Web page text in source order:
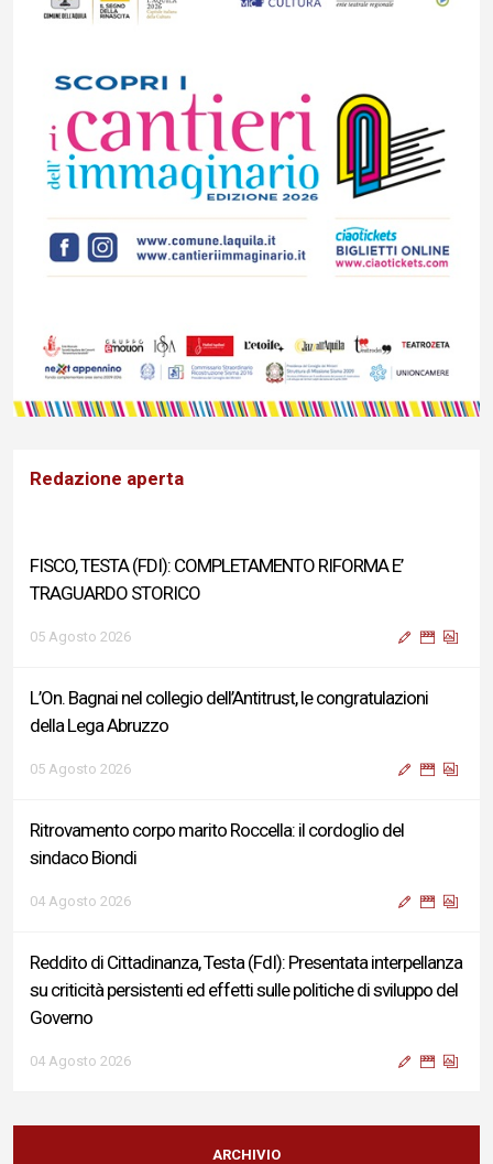
Redazione aperta
FISCO, TESTA (FDI): COMPLETAMENTO RIFORMA E’
TRAGUARDO STORICO
05 Agosto 2026
L’On. Bagnai nel collegio dell’Antitrust, le congratulazioni
della Lega Abruzzo
05 Agosto 2026
Ritrovamento corpo marito Roccella: il cordoglio del
sindaco Biondi
04 Agosto 2026
Reddito di Cittadinanza, Testa (FdI): Presentata interpellanza
su criticità persistenti ed effetti sulle politiche di sviluppo del
Governo
04 Agosto 2026
Sigismondi, Liris e Testa: “Profondo cordoglio e vicinanza al
Ministro Roccella e alla sua famiglia”
ARCHIVIO